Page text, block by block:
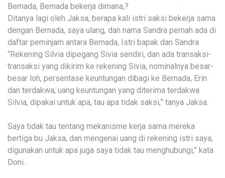
Bernada, Bernada bekerja dimana,?
Ditanya lagi oleh Jaksa, berapa kali istri saksi bekerja sama
dengan Bernada, saya ulang, dan nama Sandra pernah ada di
daftar peminjam antara Bernada, Istri bapak dan Sandra
“Rekening Silvia dipegang Sivia sendiri, dan ada transaksi-
transaksi yang dikirim ke rekening Sivia, nominalnya besar-
besar loh, persentase keuntungan dibagi ke Bernada, Erin
dan terdakwa, uang keuntungan yang diterima terdakwa
Silvia, dipakai untuk apa, tau apa tidak saksi,” tanya Jaksa.
Saya tidak tau tentang mekanisme kerja sama mereka
bertiga bu Jaksa, dan mengenai uang di rekening istri saya,
digunakan untuk apa juga saya tidak tau menghubungi,” kata
Doni.